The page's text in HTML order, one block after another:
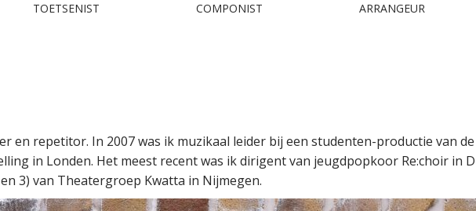
TOETSENIST COMPONIST ARRANGEUR
en repetitor. In 2007 was ik muzikaal leider bij een studenten-productie van
in Londen. Het meest recent was ik dirigent van jeugdpopkoor Re:choir in
3) van Theatergroep Kwatta in Nijmegen.